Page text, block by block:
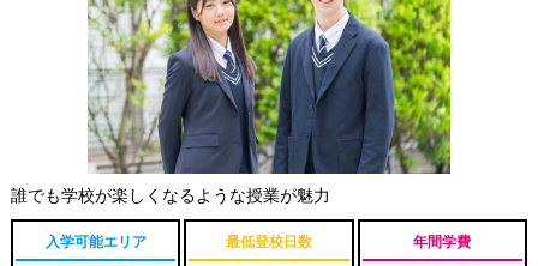
誰でも学校が楽しくなるような授業が魅力
入学可能エリア 最低登校日数 年間学費